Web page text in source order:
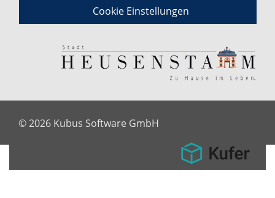
Cookie Einstellungen
© 2026 Kubus Software GmbH